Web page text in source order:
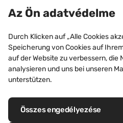
Elisenbrunnen,
Az Ön adatvédelme
Durch Klicken auf „Alle Cookies
Speicherung von Cookies auf
auf der Website zu verbessern, die
analysieren und uns bei unseren
unterstützen.
Összes engedélyezése